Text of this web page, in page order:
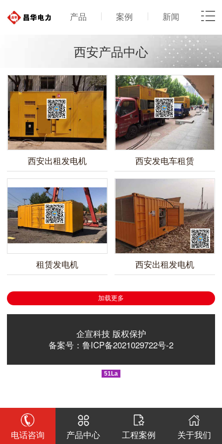
产品 案例 新闻
西安产品中心
西安出租发电机 西安发电车租赁
租赁发电机 西安出租发电机
加载更多
企宣科技 版权保护
备案号：鲁ICP备2021029722号-2
电话咨询 产品中心 工程案例 关于我们
51La